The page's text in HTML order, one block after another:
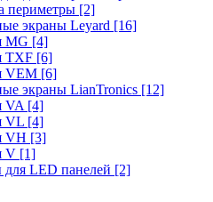
периметры [2]
экраны Leyard [16]
MG [4]
TXF [6]
VEM [6]
экраны LianTronics [12]
VA [4]
VL [4]
VH [3]
V [1]
для LED панелей [2]